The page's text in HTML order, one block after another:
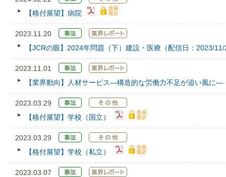
【格付展望】病院
2023.11.20
【JCRの眼】2024年問題（下）建設・医療（配信日：2023/
2023.11.01
【業界動向】人材サービス—構造的な労働力不足が追い風に―
2023.03.29
【格付展望】学校（国立）
2023.03.29
【格付展望】学校（私立）
2023.03.07